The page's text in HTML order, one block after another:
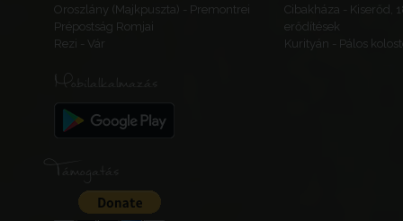
Oroszlány (Majkpuszta) - Premontrei
Prépostság Romjai
Cibakháza - Kiserőd,
erődítések
Rezi - Vár
Kurityán - Pálos
Mobilalkalmazás
Támogatás